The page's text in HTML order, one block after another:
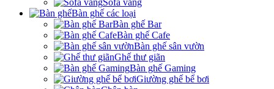
Sofa văng
Bàn ghế các loại
Bàn ghế Bar
Bàn ghế Cafe
Bàn ghế sân vườn
Ghế thư giãn
Bàn ghế Gaming
Giường ghế bể bơi